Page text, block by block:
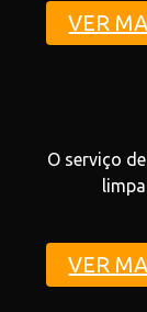
VER
O serviço
VER